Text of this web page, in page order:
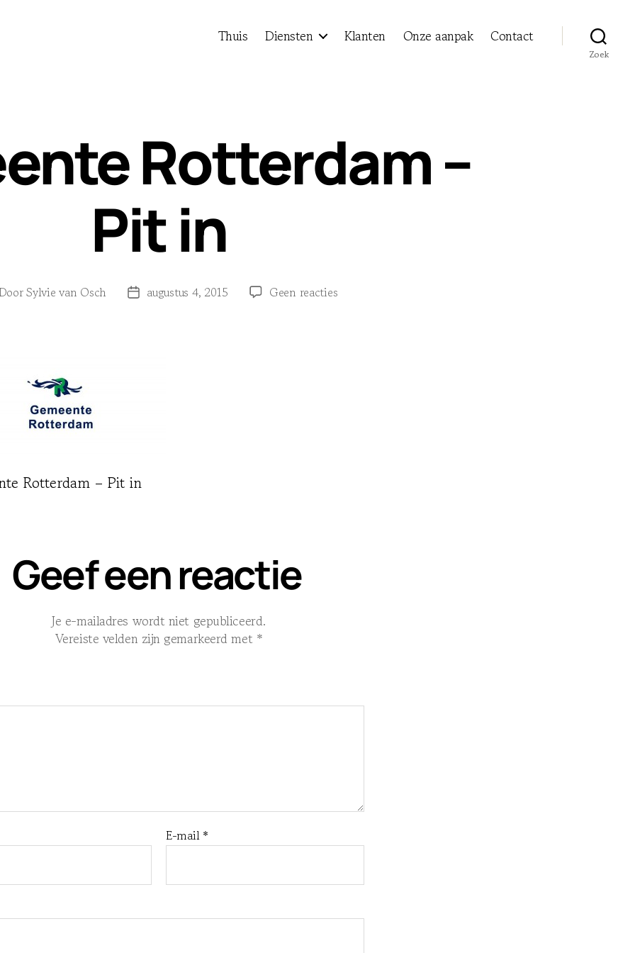
Thuis Diensten Klanten Onze aanpak Contact
Zoek
Rotterdam –
Pit in
DoorSylvie van Osch Berichtdatum
augustus 4, 2015 Geen reactiesop
Rotterdam – Pit in
Geef een reactie
Je e-mailadres wordt niet gepubliceerd.
Vereiste velden zijn gemarkeerd met *
E-mail *